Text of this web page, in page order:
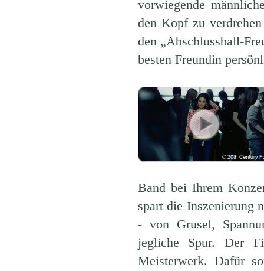
vorwiegende
den Kopf zu
den „Abschlussball-
besten Freundin
Band bei Ihrem
spart die Inszenierung
- von Grusel,
jegliche Spur. Der
Meisterwerk. Dafür